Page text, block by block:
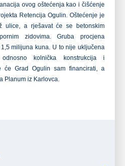
ovog oštećenja kao i čišćenje
Retencija Ogulin. Oštećenje je
ulice, a rješavat će se betonskim
zidovima. Gruba procjena
milijuna kuna. U to nije uključena
odnosno kolnička konstrukcija i
će Grad Ogulin sam financirati, a
Planum iz Karlovca.